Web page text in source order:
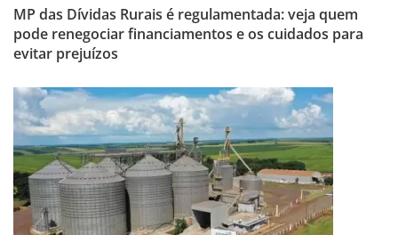
MP das Dívidas Rurais é regulamentada: veja quem
pode renegociar financiamentos e os cuidados para
evitar prejuízos